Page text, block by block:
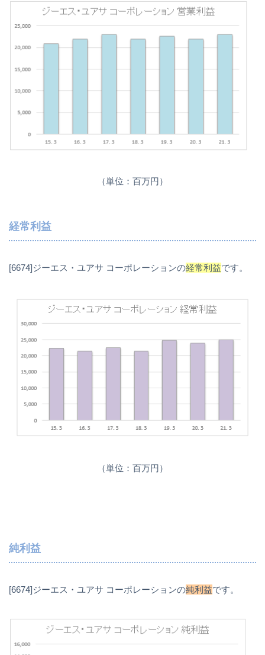
（単位：百万円）
経常利益
[6674]ジーエス・ユアサ コーポレーションの経常利益です。
（単位：百万円）
純利益
[6674]ジーエス・ユアサ コーポレーションの純利益です。